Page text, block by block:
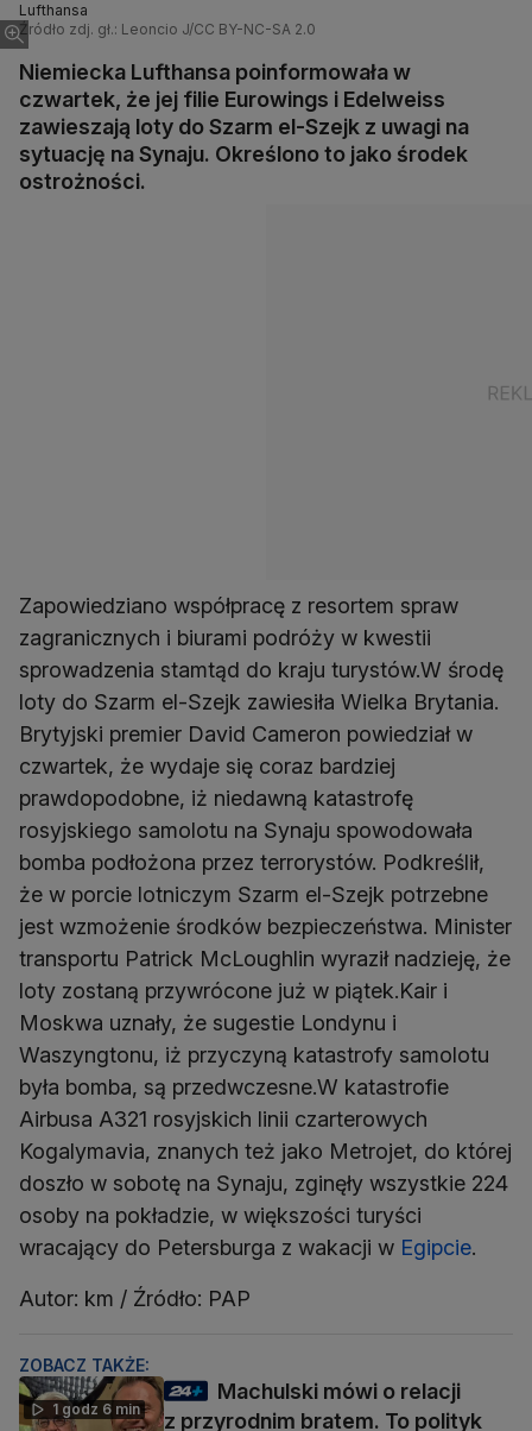
Lufthansa
Źródło zdj. gł.: Leoncio J/CC BY-NC-SA 2.0
Niemiecka Lufthansa poinformowała w
czwartek, że jej filie Eurowings i Edelweiss
zawieszają loty do Szarm el-Szejk z uwagi na
sytuację na Synaju. Określono to jako środek
ostrożności.
Zapowiedziano współpracę z resortem spraw
zagranicznych i biurami podróży w kwestii
sprowadzenia stamtąd do kraju turystów.W środę
loty do Szarm el-Szejk zawiesiła Wielka Brytania.
Brytyjski premier David Cameron powiedział w
czwartek, że wydaje się coraz bardziej
prawdopodobne, iż niedawną katastrofę
rosyjskiego samolotu na Synaju spowodowała
bomba podłożona przez terrorystów. Podkreślił,
że w porcie lotniczym Szarm el-Szejk potrzebne
jest wzmożenie środków bezpieczeństwa. Minister
transportu Patrick McLoughlin wyraził nadzieję, że
loty zostaną przywrócone już w piątek.Kair i
Moskwa uznały, że sugestie Londynu i
Waszyngtonu, iż przyczyną katastrofy samolotu
była bomba, są przedwczesne.W katastrofie
Airbusa A321 rosyjskich linii czarterowych
Kogalymavia, znanych też jako Metrojet, do której
doszło w sobotę na Synaju, zginęły wszystkie 224
osoby na pokładzie, w większości turyści
wracający do Petersburga z wakacji w Egipcie.
Autor: km / Źródło: PAP
ZOBACZ TAKŻE:
1 godz 6 min
Machulski mówi o relacji
z przyrodnim bratem. To polityk